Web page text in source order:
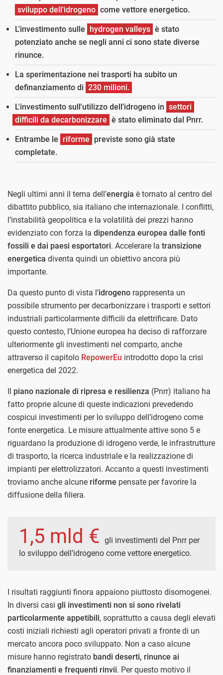
sviluppo dell'idrogeno come vettore energetico.
L'investimento sulle hydrogen valleys è stato
potenziato anche se negli anni ci sono state diverse
rinunce.
La sperimentazione nei trasporti ha subito un
definanziamento di 230 milioni.
L'investimento sull'utilizzo dell'idrogeno in settori
difficili da decarbonizzare è stato eliminato dal Pnrr.
Entrambe le riforme previste sono già state
completate.
Negli ultimi anni il tema dell’energia è tornato al centro del
dibattito pubblico, sia italiano che internazionale. I conflitti,
l’instabilità geopolitica e la volatilità dei prezzi hanno
evidenziato con forza la dipendenza europea dalle fonti
fossili e dai paesi esportatori. Accelerare la transizione
energetica diventa quindi un obiettivo ancora più
importante.
Da questo punto di vista l’idrogeno rappresenta un
possibile strumento per decarbonizzare i trasporti e settori
industriali particolarmente difficili da elettrificare. Dato
questo contesto, l’Unione europea ha deciso di rafforzare
ulteriormente gli investimenti nel comparto, anche
attraverso il capitolo RepowerEu introdotto dopo la crisi
energetica del 2022.
Il piano nazionale di ripresa e resilienza (Pnrr) italiano ha
fatto proprie alcune di queste indicazioni prevedendo
cospicui investimenti per lo sviluppo dell’idrogeno come
fonte energetica. Le misure attualmente attive sono 5 e
riguardano la produzione di idrogeno verde, le infrastrutture
di trasporto, la ricerca industriale e la realizzazione di
impianti per elettrolizzatori. Accanto a questi investimenti
troviamo anche alcune riforme pensate per favorire la
diffusione della filiera.
1,5 mld € gli investimenti del Pnrr per
lo sviluppo dell’idrogeno come vettore energetico.
I risultati raggiunti finora appaiono piuttosto disomogenei.
In diversi casi gli investimenti non si sono rivelati
particolarmente appetibili, soprattutto a causa degli elevati
costi iniziali richiesti agli operatori privati a fronte di un
mercato ancora poco sviluppato. Non a caso alcune
misure hanno registrato bandi deserti, rinunce ai
finanziamenti e frequenti rinvii. Per questo motivo il